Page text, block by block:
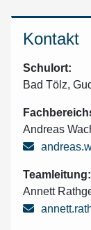
Kontakt
Schulort:
Bad Tölz,
Andreas
Teamleitung:
Annett